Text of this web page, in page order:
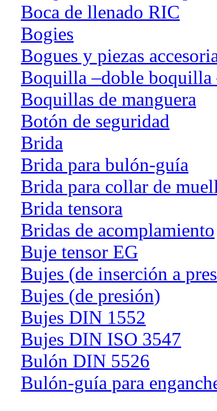
Boca de llenado RIC
Bogies
Bogues y piezas
Boquilla –doble
Boquillas de manguera
Botón de seguridad
Brida
Brida para bulón-guía
Brida para collar de
Brida tensora
Bridas de acomplamiento
Buje tensor EG
Bujes (de inserción a
Bujes (de presión)
Bujes DIN 1552
Bujes DIN ISO 3547
Bulón DIN 5526
Bulón-guía para